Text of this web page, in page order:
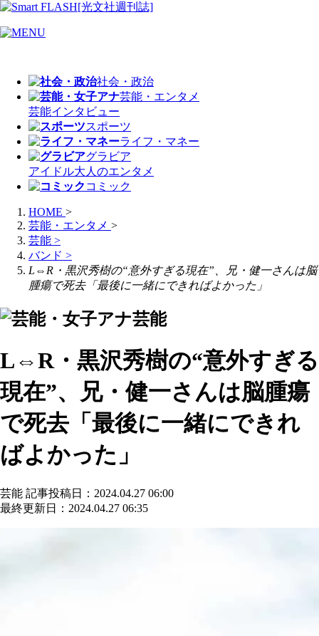
社会・政治
芸能・エンタメ
芸能インタビュー
スポーツ
ライフ・マネー
グラビア
アイドル大人のエンタメ
コミック
HOME >
芸能・エンタメ >
芸能 >
バンド >
L⇔R・黒沢秀樹の“意外すぎる現在”、兄・健一さんは脳
腫瘍で死去「最後に一緒にできればよかった」
芸能
L⇔R・黒沢秀樹の“意外すぎる
現在”、兄・健一さんは脳腫瘍
で死去「最後に一緒にできれ
ばよかった」
芸能 記事投稿日：2024.04.27 06:00
最終更新日：2024.04.27 06:35